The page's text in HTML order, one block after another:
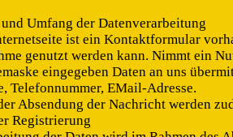
Umfang der Datenverarbeitung
ist ein Kontaktformular
genutzt werden kann. Nimmt ein
eingegeben Daten an uns
Telefonnummer, EMail-Adresse.
Absendung der Nachricht werden
Registrierung